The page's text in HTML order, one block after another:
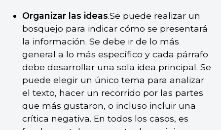
Organizar las ideas.Se puede realizar un
bosquejo para indicar cómo se presentará
la información. Se debe ir de lo más
general a lo más específico y cada párrafo
debe desarrollar una sola idea principal. Se
puede elegir un único tema para analizar
el texto, hacer un recorrido por las partes
que más gustaron, o incluso incluir una
crítica negativa. En todos los casos, es